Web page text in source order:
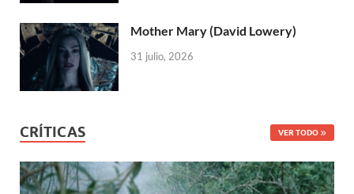
Mother Mary (David Lowery)
31 julio, 2026
CRÍTICAS VER TODO